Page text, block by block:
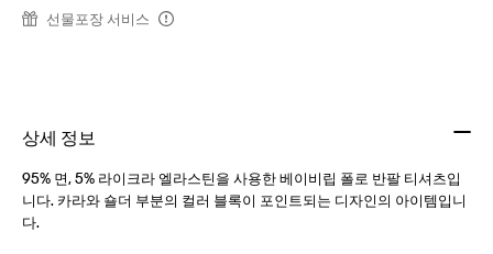
선물포장 서비스
상세 정보
95% 면, 5% 라이크라 엘라스틴을 사용한 베이비립 폴로 반팔 티셔츠입
니다. 카라와 숄더 부분의 컬러 블록이 포인트되는 디자인의 아이템입니
다.